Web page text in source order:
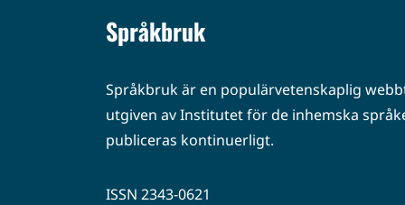
Språkbruk
Språkbruk är en populärvetenskaplig
utgiven av Institutet för de inhemska
publiceras kontinuerligt.
ISSN 2343-0621